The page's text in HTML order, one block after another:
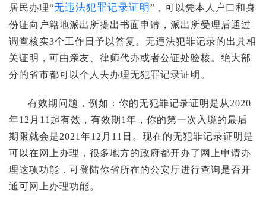
离婚的话 DS-3053 还需要另外一方签名吗？
@老陈有话说
1949年以前出生老人相关文件办理的挑战与建议
@老陈有话说
在申请美国移民时，如何正确准备出生公证？
@老陈有话说
居民办理“无违法犯罪记录证明”，可以凭本人户口和身
份证向户籍地派出所提出书面申请，派出所受理后通过
调查核实3个工作日予以答复。无违法犯罪记录的出具相
关证明，可由亲友、律师代办或者公证处验核。绝大部
分的省市都可以个人去办理无犯罪记录证明。
有效期问题，例如：你的无犯罪记录证明是从2020
年12月11起有效，有效期1年，你的第一次入境的最后
期限就会是2021年12月11日。现在的无犯罪记录证明是
可以在网上办理，很多地方的政府都开办了网上申请办
理这项功能，可登陆你省所在的公安厅进行查询是否开
通可网上办理功能。